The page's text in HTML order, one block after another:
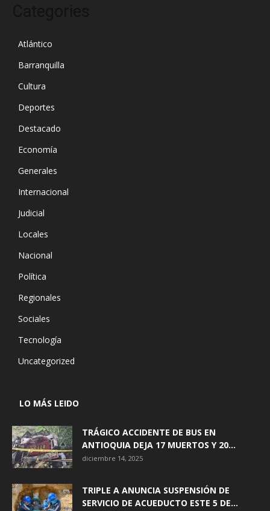
Atlántico
Barranquilla
Cultura
Deportes
Destacado
Economía
Generales
Internacional
Judicial
Locales
Nacional
Política
Regionales
Sociales
Tecnología
Uncategorized
LO MÁS LEIDO
TRÁGICO ACCIDENTE DE BUS EN
ANTIOQUIA DEJA 17 MUERTOS Y 20...
diciembre 14, 2025
TRIPLE A ANUNCIA SUSPENSIÓN DE
SERVICIO DE ACUEDUCTO ESTE 5 DE...